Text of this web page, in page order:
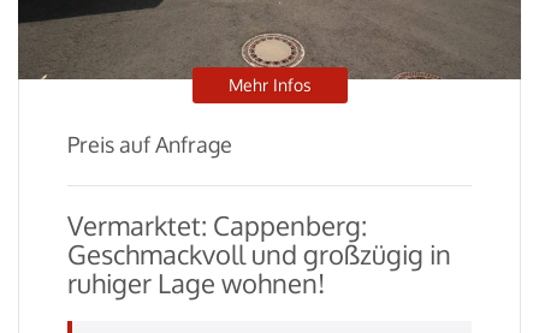
Mehr Infos
Preis auf Anfrage
Vermarktet: Cappenberg:
Geschmackvoll und großzügig in
ruhiger Lage wohnen!